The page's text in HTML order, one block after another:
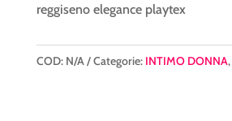
quantità
reggiseno elegance playtex
COD: N/A Categorie: INTIMO DONNA,